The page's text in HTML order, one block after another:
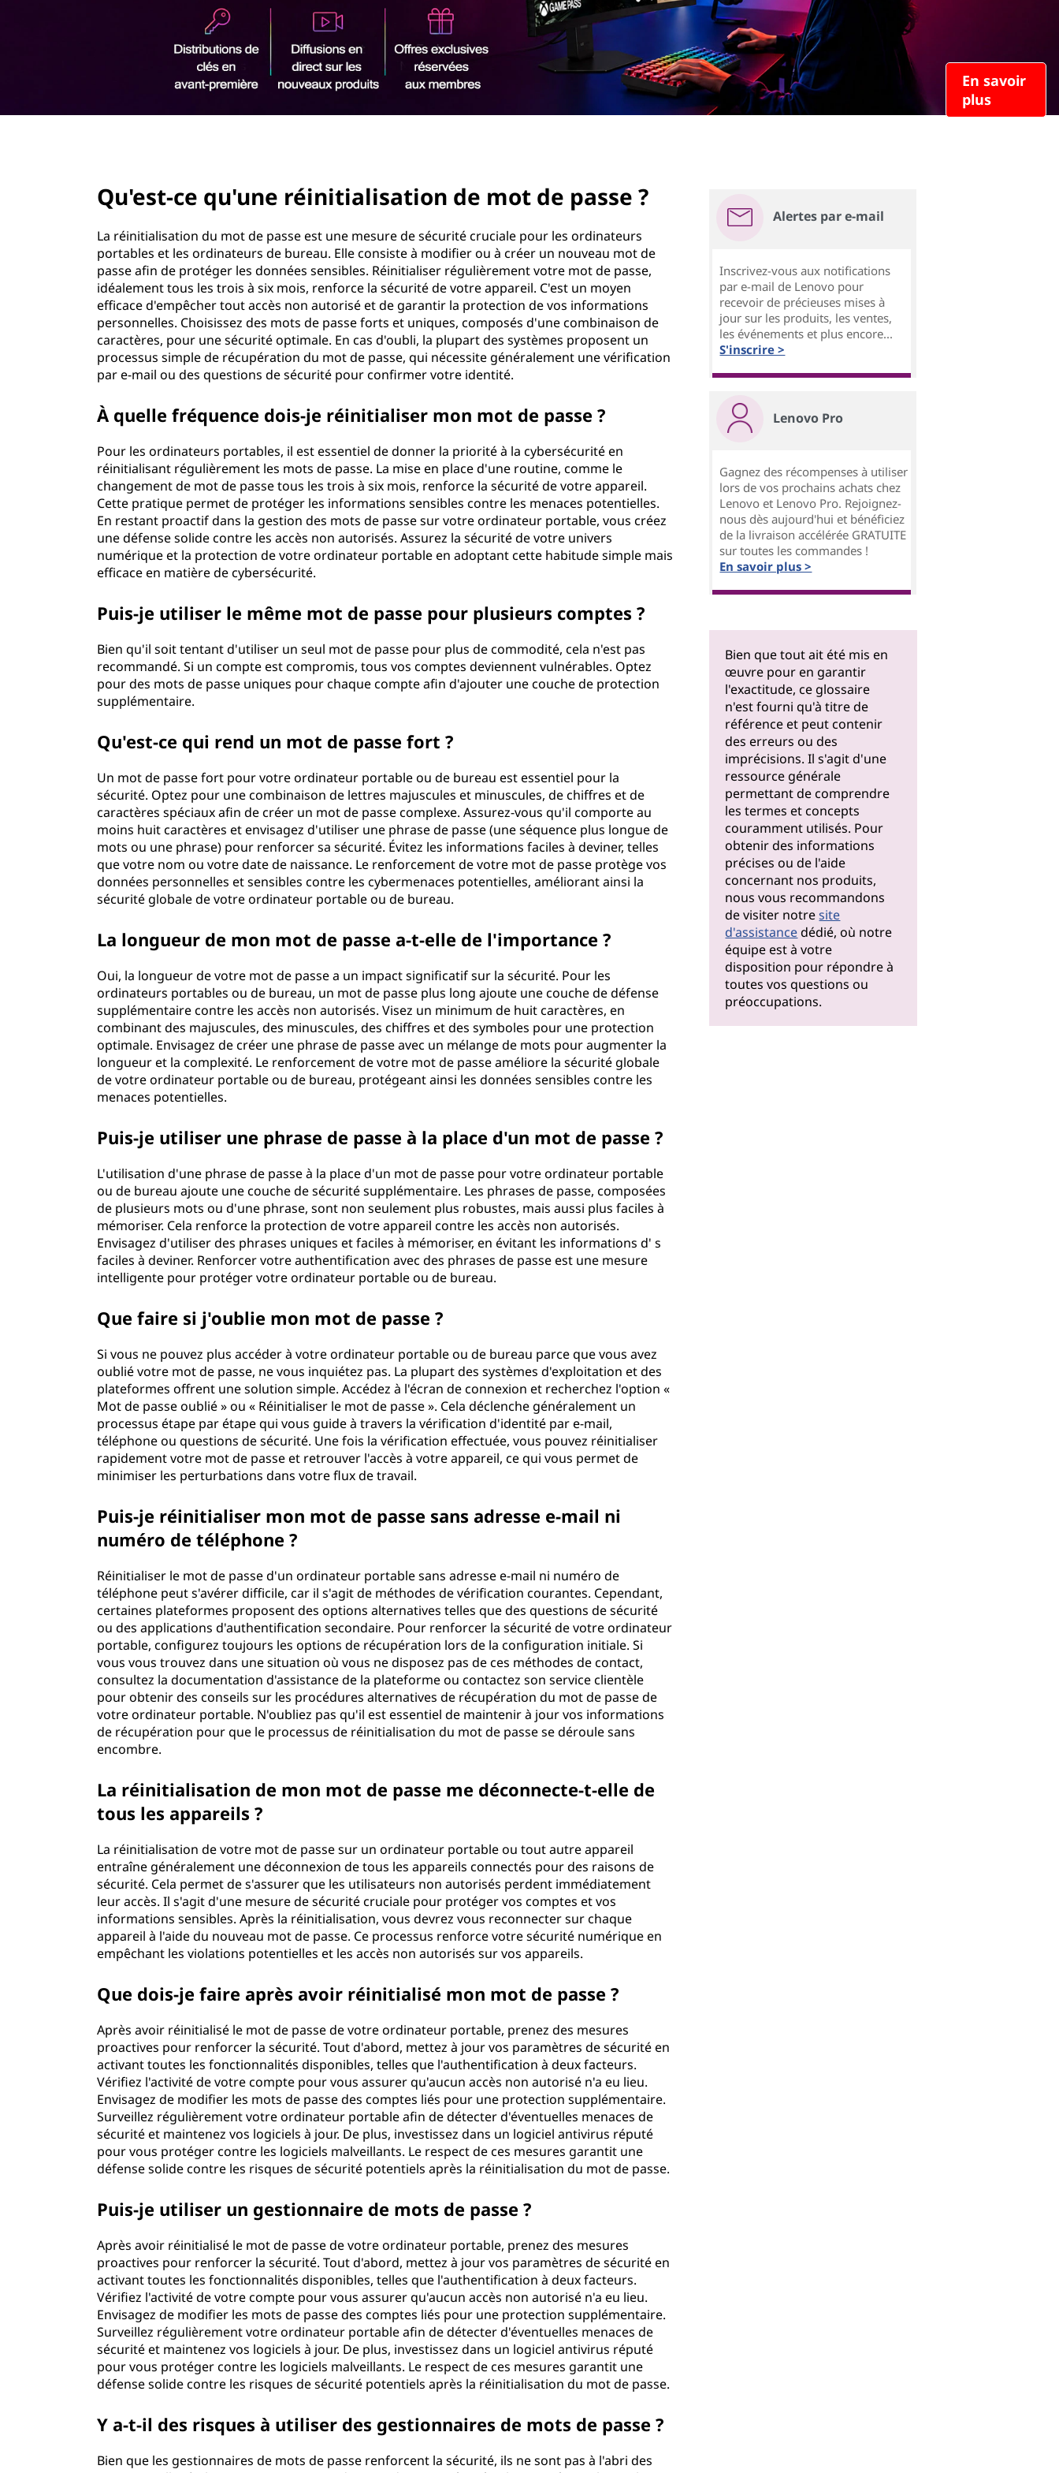
a
En savoir
plus
Qu'est-ce qu'une réinitialisation de mot de passe ?
La réinitialisation du mot de passe est une mesure de sécurité cruciale pour les ordinateurs
portables et les ordinateurs de bureau. Elle consiste à modifier ou à créer un nouveau mot de
passe afin de protéger les données sensibles. Réinitialiser régulièrement votre mot de passe,
idéalement tous les trois à six mois, renforce la sécurité de votre appareil. C'est un moyen
efficace d'empêcher tout accès non autorisé et de garantir la protection de vos informations
personnelles. Choisissez des mots de passe forts et uniques, composés d'une combinaison de
caractères, pour une sécurité optimale. En cas d'oubli, la plupart des systèmes proposent un
processus simple de récupération du mot de passe, qui nécessite généralement une vérification
par e-mail ou des questions de sécurité pour confirmer votre identité.
À quelle fréquence dois-je réinitialiser mon mot de passe ?
Pour les ordinateurs portables, il est essentiel de donner la priorité à la cybersécurité en
réinitialisant régulièrement les mots de passe. La mise en place d'une routine, comme le
changement de mot de passe tous les trois à six mois, renforce la sécurité de votre appareil.
Cette pratique permet de protéger les informations sensibles contre les menaces potentielles.
En restant proactif dans la gestion des mots de passe sur votre ordinateur portable, vous créez
une défense solide contre les accès non autorisés. Assurez la sécurité de votre univers
numérique et la protection de votre ordinateur portable en adoptant cette habitude simple mais
efficace en matière de cybersécurité.
Puis-je utiliser le même mot de passe pour plusieurs comptes ?
Bien qu'il soit tentant d'utiliser un seul mot de passe pour plus de commodité, cela n'est pas
recommandé. Si un compte est compromis, tous vos comptes deviennent vulnérables. Optez
pour des mots de passe uniques pour chaque compte afin d'ajouter une couche de protection
supplémentaire.
Qu'est-ce qui rend un mot de passe fort ?
Un mot de passe fort pour votre ordinateur portable ou de bureau est essentiel pour la
sécurité. Optez pour une combinaison de lettres majuscules et minuscules, de chiffres et de
caractères spéciaux afin de créer un mot de passe complexe. Assurez-vous qu'il comporte au
moins huit caractères et envisagez d'utiliser une phrase de passe (une séquence plus longue de
mots ou une phrase) pour renforcer sa sécurité. Évitez les informations faciles à deviner, telles
que votre nom ou votre date de naissance. Le renforcement de votre mot de passe protège vos
données personnelles et sensibles contre les cybermenaces potentielles, améliorant ainsi la
sécurité globale de votre ordinateur portable ou de bureau.
La longueur de mon mot de passe a-t-elle de l'importance ?
Oui, la longueur de votre mot de passe a un impact significatif sur la sécurité. Pour les
ordinateurs portables ou de bureau, un mot de passe plus long ajoute une couche de défense
supplémentaire contre les accès non autorisés. Visez un minimum de huit caractères, en
combinant des majuscules, des minuscules, des chiffres et des symboles pour une protection
optimale. Envisagez de créer une phrase de passe avec un mélange de mots pour augmenter la
longueur et la complexité. Le renforcement de votre mot de passe améliore la sécurité globale
de votre ordinateur portable ou de bureau, protégeant ainsi les données sensibles contre les
menaces potentielles.
Puis-je utiliser une phrase de passe à la place d'un mot de passe ?
L'utilisation d'une phrase de passe à la place d'un mot de passe pour votre ordinateur portable
ou de bureau ajoute une couche de sécurité supplémentaire. Les phrases de passe, composées
de plusieurs mots ou d'une phrase, sont non seulement plus robustes, mais aussi plus faciles à
mémoriser. Cela renforce la protection de votre appareil contre les accès non autorisés.
Envisagez d'utiliser des phrases uniques et faciles à mémoriser, en évitant les informations d' s
faciles à deviner. Renforcer votre authentification avec des phrases de passe est une mesure
intelligente pour protéger votre ordinateur portable ou de bureau.
Que faire si j'oublie mon mot de passe ?
Si vous ne pouvez plus accéder à votre ordinateur portable ou de bureau parce que vous avez
oublié votre mot de passe, ne vous inquiétez pas. La plupart des systèmes d'exploitation et des
plateformes offrent une solution simple. Accédez à l'écran de connexion et recherchez l'option «
Mot de passe oublié » ou « Réinitialiser le mot de passe ». Cela déclenche généralement un
processus étape par étape qui vous guide à travers la vérification d'identité par e-mail,
téléphone ou questions de sécurité. Une fois la vérification effectuée, vous pouvez réinitialiser
rapidement votre mot de passe et retrouver l'accès à votre appareil, ce qui vous permet de
minimiser les perturbations dans votre flux de travail.
Puis-je réinitialiser mon mot de passe sans adresse e-mail ni
numéro de téléphone ?
Réinitialiser le mot de passe d'un ordinateur portable sans adresse e-mail ni numéro de
téléphone peut s'avérer difficile, car il s'agit de méthodes de vérification courantes. Cependant,
certaines plateformes proposent des options alternatives telles que des questions de sécurité
ou des applications d'authentification secondaire. Pour renforcer la sécurité de votre ordinateur
portable, configurez toujours les options de récupération lors de la configuration initiale. Si
vous vous trouvez dans une situation où vous ne disposez pas de ces méthodes de contact,
consultez la documentation d'assistance de la plateforme ou contactez son service clientèle
pour obtenir des conseils sur les procédures alternatives de récupération du mot de passe de
votre ordinateur portable. N'oubliez pas qu'il est essentiel de maintenir à jour vos informations
de récupération pour que le processus de réinitialisation du mot de passe se déroule sans
encombre.
La réinitialisation de mon mot de passe me déconnecte-t-elle de
tous les appareils ?
La réinitialisation de votre mot de passe sur un ordinateur portable ou tout autre appareil
entraîne généralement une déconnexion de tous les appareils connectés pour des raisons de
sécurité. Cela permet de s'assurer que les utilisateurs non autorisés perdent immédiatement
leur accès. Il s'agit d'une mesure de sécurité cruciale pour protéger vos comptes et vos
informations sensibles. Après la réinitialisation, vous devrez vous reconnecter sur chaque
appareil à l'aide du nouveau mot de passe. Ce processus renforce votre sécurité numérique en
empêchant les violations potentielles et les accès non autorisés sur vos appareils.
Que dois-je faire après avoir réinitialisé mon mot de passe ?
Après avoir réinitialisé le mot de passe de votre ordinateur portable, prenez des mesures
proactives pour renforcer la sécurité. Tout d'abord, mettez à jour vos paramètres de sécurité en
activant toutes les fonctionnalités disponibles, telles que l'authentification à deux facteurs.
Vérifiez l'activité de votre compte pour vous assurer qu'aucun accès non autorisé n'a eu lieu.
Envisagez de modifier les mots de passe des comptes liés pour une protection supplémentaire.
Surveillez régulièrement votre ordinateur portable afin de détecter d'éventuelles menaces de
sécurité et maintenez vos logiciels à jour. De plus, investissez dans un logiciel antivirus réputé
pour vous protéger contre les logiciels malveillants. Le respect de ces mesures garantit une
défense solide contre les risques de sécurité potentiels après la réinitialisation du mot de passe.
Puis-je utiliser un gestionnaire de mots de passe ?
Après avoir réinitialisé le mot de passe de votre ordinateur portable, prenez des mesures
proactives pour renforcer la sécurité. Tout d'abord, mettez à jour vos paramètres de sécurité en
activant toutes les fonctionnalités disponibles, telles que l'authentification à deux facteurs.
Vérifiez l'activité de votre compte pour vous assurer qu'aucun accès non autorisé n'a eu lieu.
Envisagez de modifier les mots de passe des comptes liés pour une protection supplémentaire.
Surveillez régulièrement votre ordinateur portable afin de détecter d'éventuelles menaces de
sécurité et maintenez vos logiciels à jour. De plus, investissez dans un logiciel antivirus réputé
pour vous protéger contre les logiciels malveillants. Le respect de ces mesures garantit une
défense solide contre les risques de sécurité potentiels après la réinitialisation du mot de passe.
Y a-t-il des risques à utiliser des gestionnaires de mots de passe ?
Bien que les gestionnaires de mots de passe renforcent la sécurité, ils ne sont pas à l'abri des
Alertes par e-mail
Inscrivez-vous aux notifications
par e-mail de Lenovo pour
recevoir de précieuses mises à
jour sur les produits, les ventes,
les événements et plus encore...
S'inscrire >
Lenovo Pro
Gagnez des récompenses à utiliser
lors de vos prochains achats chez
Lenovo et Lenovo Pro. Rejoignez-
nous dès aujourd'hui et bénéficiez
de la livraison accélérée GRATUITE
sur toutes les commandes !
En savoir plus >
Bien que tout ait été mis en
œuvre pour en garantir
l'exactitude, ce glossaire
n'est fourni qu'à titre de
référence et peut contenir
des erreurs ou des
imprécisions. Il s'agit d'une
ressource générale
permettant de comprendre
les termes et concepts
couramment utilisés. Pour
obtenir des informations
précises ou de l'aide
concernant nos produits,
nous vous recommandons
de visiter notresite
d'assistancedédié, où notre
équipe est à votre
disposition pour répondre à
toutes vos questions ou
préoccupations.